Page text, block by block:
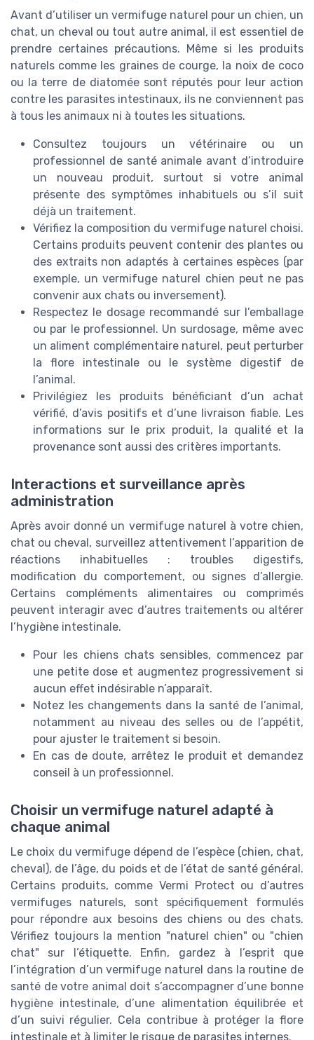
Avant d’utiliser un vermifuge naturel pour un chien, un
chat, un cheval ou tout autre animal, il est essentiel de
prendre certaines précautions. Même si les produits
naturels comme les graines de courge, la noix de coco
ou la terre de diatomée sont réputés pour leur action
contre les parasites intestinaux, ils ne conviennent pas
à tous les animaux ni à toutes les situations.
Consultez toujours un vétérinaire ou un
professionnel de santé animale avant d’introduire
un nouveau produit, surtout si votre animal
présente des symptômes inhabituels ou s’il suit
déjà un traitement.
Vérifiez la composition du vermifuge naturel choisi.
Certains produits peuvent contenir des plantes ou
des extraits non adaptés à certaines espèces (par
exemple, un vermifuge naturel chien peut ne pas
convenir aux chats ou inversement).
Respectez le dosage recommandé sur l’emballage
ou par le professionnel. Un surdosage, même avec
un aliment complémentaire naturel, peut perturber
la flore intestinale ou le système digestif de
l’animal.
Privilégiez les produits bénéficiant d’un achat
vérifié, d’avis positifs et d’une livraison fiable. Les
informations sur le prix produit, la qualité et la
provenance sont aussi des critères importants.
Interactions et surveillance après
administration
Après avoir donné un vermifuge naturel à votre chien,
chat ou cheval, surveillez attentivement l’apparition de
réactions inhabituelles : troubles digestifs,
modification du comportement, ou signes d’allergie.
Certains compléments alimentaires ou comprimés
peuvent interagir avec d’autres traitements ou altérer
l’hygiène intestinale.
Pour les chiens chats sensibles, commencez par
une petite dose et augmentez progressivement si
aucun effet indésirable n’apparaît.
Notez les changements dans la santé de l’animal,
notamment au niveau des selles ou de l’appétit,
pour ajuster le traitement si besoin.
En cas de doute, arrêtez le produit et demandez
conseil à un professionnel.
Choisir un vermifuge naturel adapté à
chaque animal
Le choix du vermifuge dépend de l’espèce (chien, chat,
cheval), de l’âge, du poids et de l’état de santé général.
Certains produits, comme Vermi Protect ou d’autres
vermifuges naturels, sont spécifiquement formulés
pour répondre aux besoins des chiens ou des chats.
Vérifiez toujours la mention "naturel chien" ou "chien
chat" sur l’étiquette. Enfin, gardez à l’esprit que
l’intégration d’un vermifuge naturel dans la routine de
santé de votre animal doit s’accompagner d’une bonne
hygiène intestinale, d’une alimentation équilibrée et
d’un suivi régulier. Cela contribue à protéger la flore
intestinale et à limiter le risque de parasites internes.